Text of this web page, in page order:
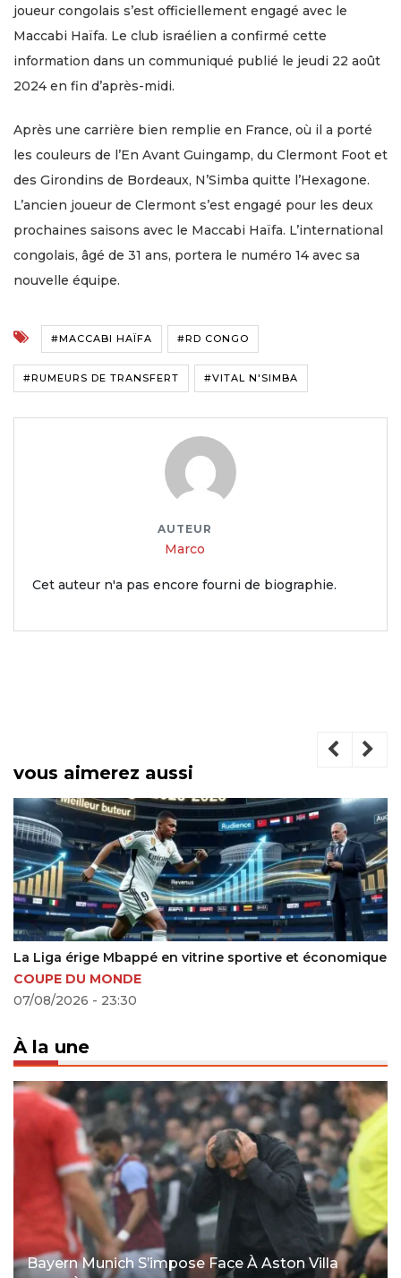
joueur congolais s’est officiellement engagé avec le
Maccabi Haïfa. Le club israélien a confirmé cette
information dans un communiqué publié le jeudi 22 août
2024 en fin d’après-midi.
Après une carrière bien remplie en France, où il a porté
les couleurs de l’En Avant Guingamp, du Clermont Foot et
des Girondins de Bordeaux, N’Simba quitte l’Hexagone.
L’ancien joueur de Clermont s’est engagé pour les deux
prochaines saisons avec le Maccabi Haïfa. L’international
congolais, âgé de 31 ans, portera le numéro 14 avec sa
nouvelle équipe.
#MACCABI HAÏFA #RD CONGO
#RUMEURS DE TRANSFERT #VITAL N'SIMBA
AUTEUR
Marco
Cet auteur n'a pas encore fourni de biographie.
vous aimerez aussi
Mbappé en vitrine sportive et économique
MONDE
- 23:30
France :
À la une
Bayern Munich S’impose Face À Aston Villa